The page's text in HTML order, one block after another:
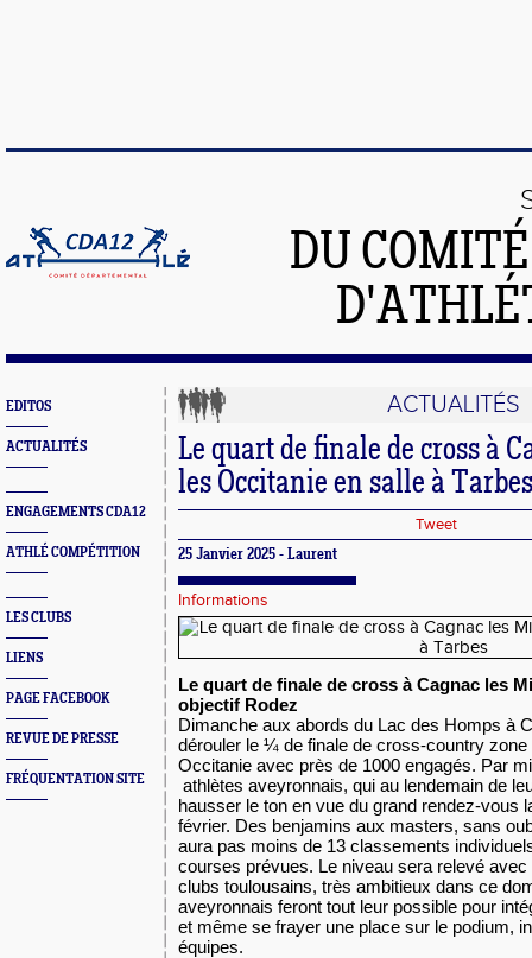
DU
EDITOS
ACTUALITÉS
ENGAGEMENTS CDA12
ATHLÉ COMPÉTITION
LES CLUBS
LIENS
PAGE FACEBOOK
REVUE DE PRESSE
FRÉQUENTATION SITE
ACTUALITÉS
Le quart de finale de cross à
les Occitanie en salle à Tarbes
Tweet
25 Janvier 2025 - Laurent
Informations
Le quart de finale de cross à Cagnac les
objectif Rodez
Dimanche aux abords du Lac des Homps à
dérouler le ¼ de finale de cross-country zone
Occitanie avec près de 1000 engagés. Par
athlètes aveyronnais, qui au lendemain de
hausser le ton en vue du grand rendez-vous
février. Des benjamins aux masters, sans
aura pas moins de 13 classements
courses prévues. Le niveau sera relevé
clubs toulousains, très ambitieux dans ce
aveyronnais feront tout leur possible pour
et même se frayer une place sur le podium,
équipes.